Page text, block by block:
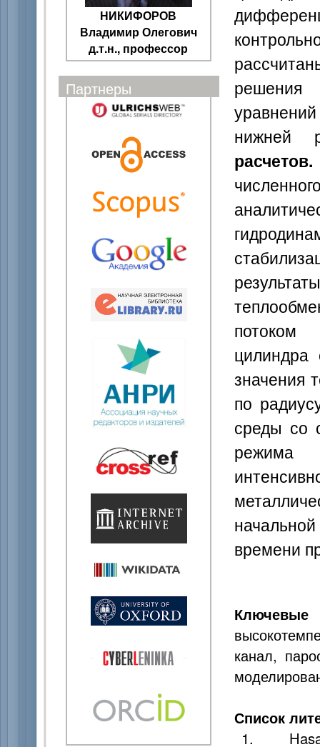
НИКИФОРОВ
Владимир Олегович
д.т.н., профессор
Партнеры
нижней
расчетов.
потоком
цилиндра
значения
по
среды со
режима
времени
канал,
Список
1. Hasan